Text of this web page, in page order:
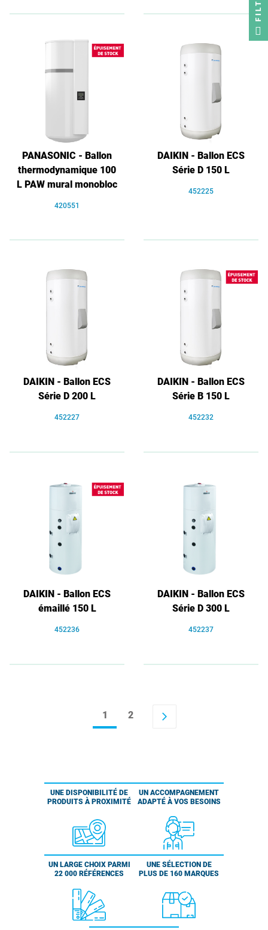
PANASONIC - Ballon
thermodynamique 100
L PAW mural monobloc
420551
DAIKIN - Ballon ECS
Série D 150 L
452225
DAIKIN - Ballon ECS
Série D 200 L
452227
DAIKIN - Ballon ECS
Série B 150 L
452232
DAIKIN - Ballon ECS
émaillé 150 L
452236
DAIKIN - Ballon ECS
Série D 300 L
452237
1 2 arrow_forward_ios
UNE DISPONIBILITÉ DE
PRODUITS À PROXIMITÉ
UN ACCOMPAGNEMENT
ADAPTÉ À VOS BESOINS
UN LARGE CHOIX PARMI
22 000 RÉFÉRENCES
UNE SÉLECTION DE
PLUS DE 160 MARQUES